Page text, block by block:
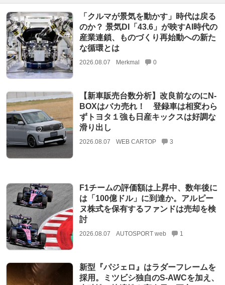
「クルマが景気を動かす」時代は戻る
のか？ 景気DI「43.6」が映すAI時代の
産業連鎖、ものづくり再始動への新た
な循環とは
2026.08.07 Merkmal 0
【新車販売台数分析】改良前なのにN-
BOXはバカ売れ！ 登録車は相変わら
ずトヨタ１強も日産キックスは好調な
滑り出し
2026.08.07 WEB CARTOP 3
F1チームの評価額は上昇中、数年後に
は「100億ドル」に到達か。アルピー
ヌ株式を保有するファンドは売却を検
討
2026.08.07 AUTOSPORT web 1
新型『パジェロ』はラダーフレームを
採用。ミツビシ独自のS-AWCを加え、